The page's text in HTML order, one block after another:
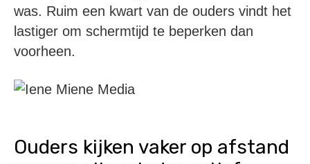
was. Ruim een kwart van de ouders vindt het
lastiger om schermtijd te beperken dan
voorheen.
Ouders kijken vaker op afstand